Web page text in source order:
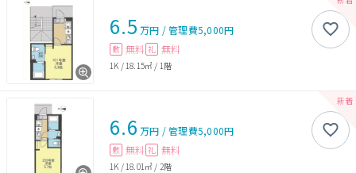
6.5 万円 /管理費5,000円
敷 無料 礼 無料
1K / 18.15㎡ / 1階
6.6 万円 /管理費5,000円
敷 無料 礼 無料
1K / 18.01㎡ / 2階